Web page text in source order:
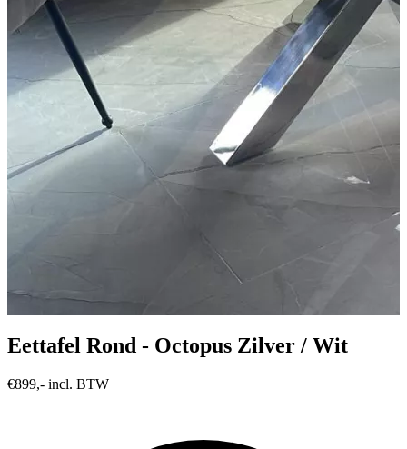
Eettafel Rond - Octopus Zilver / Wit
€899,- incl. BTW